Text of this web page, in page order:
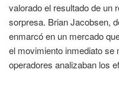
valorado el resultado de un
sorpresa. Brian Jacobsen,
enmarcó en un mercado
el movimiento inmediato se
operadores analizaban los